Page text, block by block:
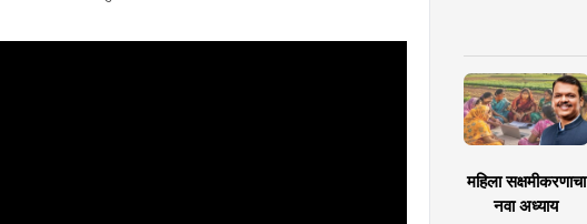
महिला सक्षमीकरणाचा
नवा अध्याय